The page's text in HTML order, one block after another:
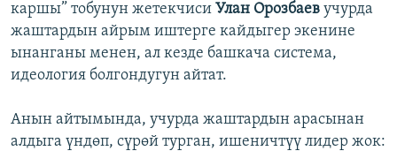
каршы” тобунун жетекчиси Улан Орозбаев учурда
жаштардын айрым иштерге кайдыгер экенине
ынанганы менен, ал кезде башкача система,
идеология болгондугун айтат.
Анын айтымында, учурда жаштардын арасынан
алдыга үндөп, сүрөй турган, ишеничтүү лидер жок: